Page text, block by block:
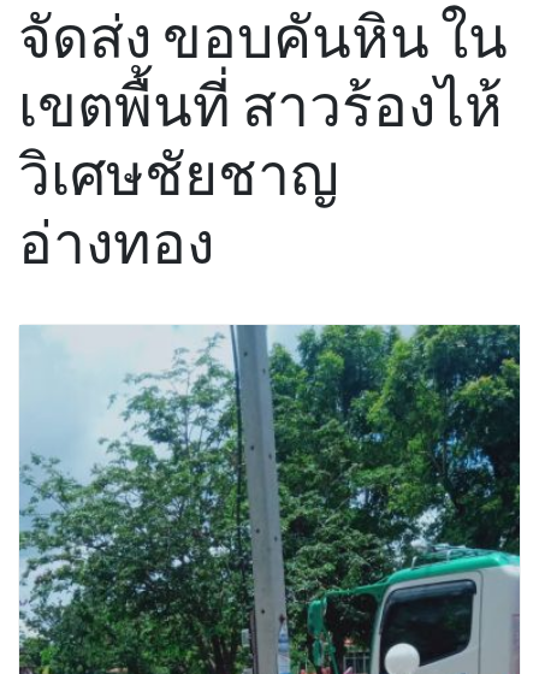
จัดส่ง ขอบคันหิน ใน
เขตพื้นที่ สาวร้องไห้
วิเศษชัยชาญ
อ่างทอง